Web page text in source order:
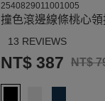
2540829011001005
撞色滾邊線條桃心
13 REVIEWS
NT$ 387 NT$